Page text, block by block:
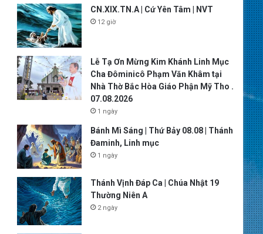
CN.XIX.TN.A | Cứ Yên Tâm | NVT
12 giờ
Lễ Tạ Ơn Mừng Kim Khánh Linh Mục
Cha Đôminicô Phạm Văn Khâm tại
Nhà Thờ Bắc Hòa Giáo Phận Mỹ Tho .
07.08.2026
1 ngày
Bánh Mì Sáng | Thứ Bảy 08.08 | Thánh
Đaminh, Linh mục
1 ngày
Thánh Vịnh Đáp Ca | Chúa Nhật 19
Thường Niên A
2 ngày